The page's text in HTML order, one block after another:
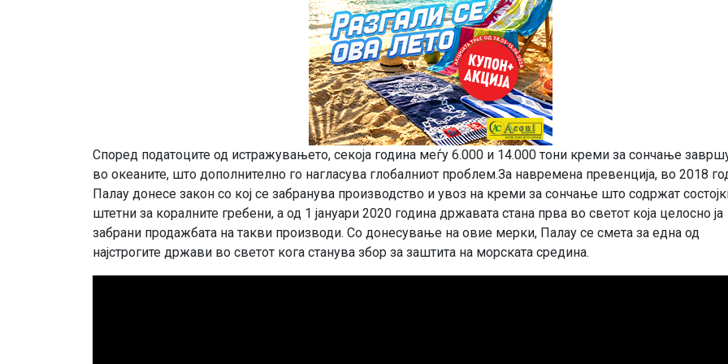
Според податоците од истражувањето, секоја година меѓу 6.000 и 14.000 тони креми за сончање
во океаните, што дополнително го нагласува глобалниот проблем.За навремена превенција, во 2018
Палау донесе закон со кој се забранува производство и увоз на креми за сончање што содржат
штетни за коралните гребени, а од 1 јануари 2020 година државата стана прва во светот која целосно ја
забрани продажбата на такви производи. Со донесување на овие мерки, Палау се смета за една од
најстрогите држави во светот кога станува збор за заштита на морската средина.